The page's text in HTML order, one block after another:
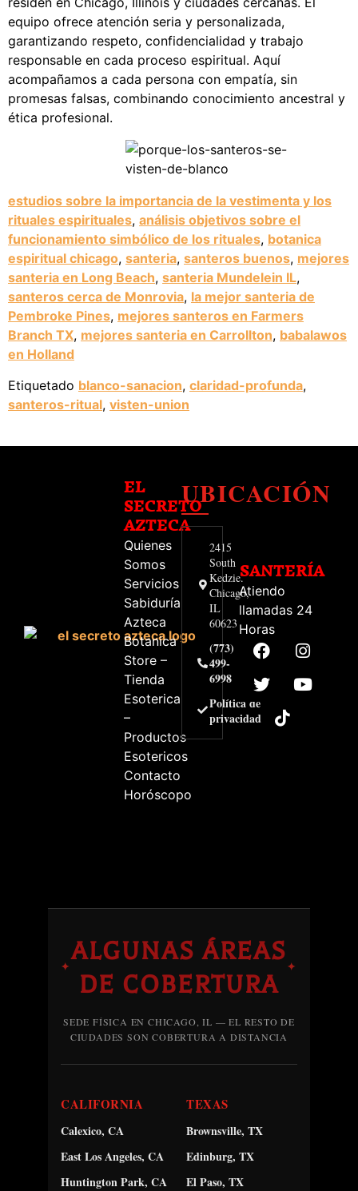
equipo ofrece atención seria y personalizada,
garantizando respeto, confidencialidad y trabajo
responsable en cada proceso espiritual. Aquí
acompañamos a cada persona con empatía, sin
promesas falsas, combinando conocimiento ancestral y
ética profesional.
estudios sobre la importancia de la vestimenta y los
rituales espirituales, análisis objetivos sobre el
funcionamiento simbólico de los rituales, botanica
espiritual chicago, santeria, santeros buenos, mejores
santeria en Long Beach, santeria Mundelein IL,
santeros cerca de Monrovia, la mejor santeria de
Pembroke Pines, mejores santeros en Farmers
Branch TX, mejores santeria en Carrollton, babalawos
en Holland
Etiquetado blanco-sanacion, claridad-profunda,
santeros-ritual, visten-union
EL
SECRETO
AZTECA
Quienes
Somos
Servicios
Sabiduría
Azteca
Botanica
Store –
Tienda
Esoterica
–
Productos
Esotericos
Contacto
Horóscopo
UBICACIÓN
2415
South
Kedzie.
Chicago,
IL
60623
(773)
499-
6998
Política de
privacidad
SANTERÍA
Atiendo
llamadas 24
Horas
✦
ALGUNAS ÁREAS
DE COBERTURA
✦
SEDE FÍSICA EN CHICAGO, IL — EL RESTO DE
CIUDADES SON COBERTURA A DISTANCIA
CALIFORNIA
Calexico, CA
East Los Angeles, CA
Huntington Park, CA
TEXAS
Brownsville, TX
Edinburg, TX
El Paso, TX